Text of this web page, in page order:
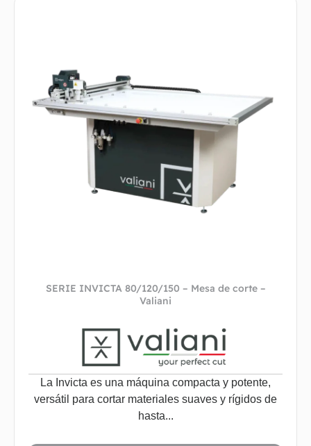
SERIE INVICTA 80/120/150 – Mesa de corte –
Valiani
La Invicta es una máquina compacta y potente,
versátil para cortar materiales suaves y rígidos de
hasta...